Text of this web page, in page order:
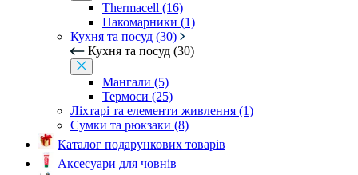
Thermacell (16)
Накомарники (1)
Кухня та посуд (30)
Кухня та посуд (30)
Мангали (5)
Термоси (25)
Ліхтарі та елементи живлення (1)
Сумки та рюкзаки (8)
Каталог подарункових товарів
Аксесуари для човнів